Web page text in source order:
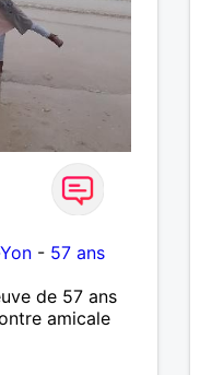
- 57 ans
de 57 ans
amicale